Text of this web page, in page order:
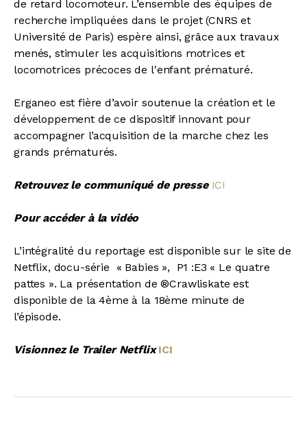
de retard locomoteur. L’ensemble des équipes de
recherche impliquées dans le projet (CNRS et
Université de Paris) espère ainsi, grâce aux travaux
menés, stimuler les acquisitions motrices et
locomotrices précoces de l'enfant prématuré.
Erganeo est fière d’avoir soutenue la création et le
développement de ce dispositif innovant pour
accompagner l’acquisition de la marche chez les
grands prématurés.
Retrouvez le communiqué de presse ICI
Pour accéder à la vidéo
L’intégralité du reportage est disponible sur le site de
Netflix, docu-série « Babies », P1 :E3 « Le quatre
pattes ». La présentation de ®Crawliskate est
disponible de la 4ème à la 18ème minute de
l’épisode.
Visionnez le Trailer Netflix ICI